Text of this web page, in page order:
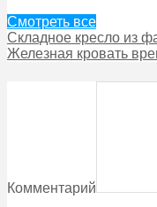
Смотреть все
Складное кресло из
Железная кровать
Комментарий